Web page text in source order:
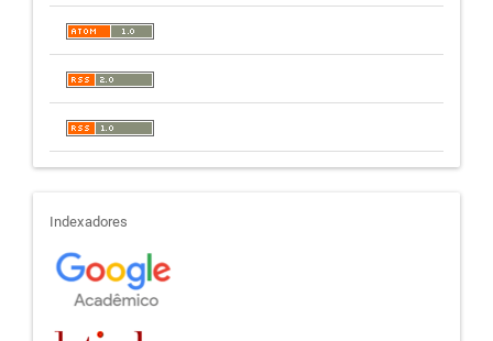
indexadores
Indexadores